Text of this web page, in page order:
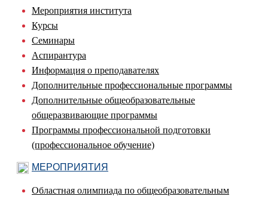
Мероприятия института
Курсы
Семинары
Аспирантура
Информация о преподавателях
Дополнительные профессиональные программы
Дополнительные общеобразовательные
общеразвивающие программы
Программы профессиональной подготовки
(профессиональное обучение)
МЕРОПРИЯТИЯ
Областная олимпиада по общеобразовательным